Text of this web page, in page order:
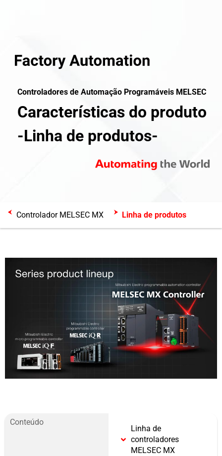
Controladores de Automação Programáveis ​​MELSEC
Características do produto
-Linha de produtos-
Controlador MELSEC MX Linha de produtos
Conteúdo
Linha de
controladores
MELSEC MX